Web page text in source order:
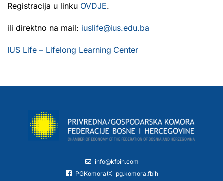
Registracija u linku OVDJE.
ili direktno na mail: iuslife@ius.edu.ba
IUS Life – Lifelong Learning Center
info@kfbih.com
PGKomora
pg.komora.fbih